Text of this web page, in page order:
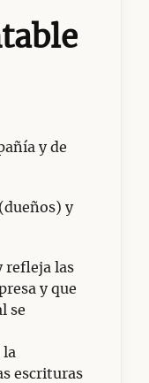
y de
y
refleja las
y que
se
la
escrituras